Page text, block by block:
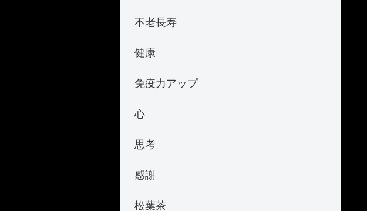
不老長寿
健康
免疫力アップ
心
思考
感謝
松葉茶